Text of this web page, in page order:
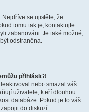
Nejdříve se ujistěte, že
tomu tak je, kontaktujte
zabanováni. Je také možné,
odstraněna.
přihlásit?!
nebo smazal váš
uživatele, kteří dlouhou
databáze. Pokud je to váš
do diskuzí.